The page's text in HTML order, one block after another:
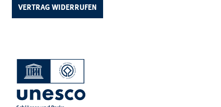
VERTRAG WIDERRUFEN